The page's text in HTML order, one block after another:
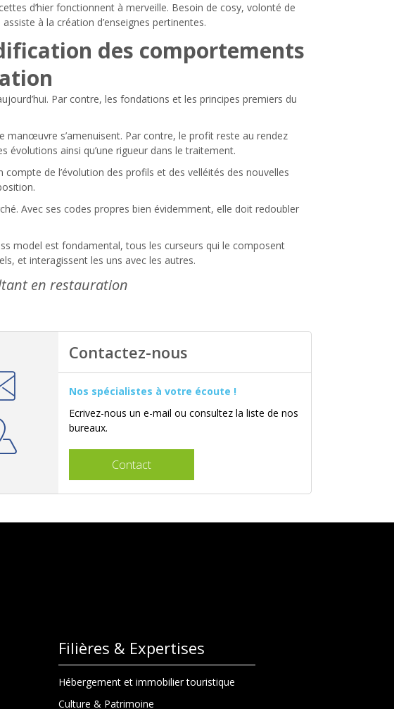
d’hier fonctionnent à merveille. Besoin de cosy, volonté de
à la création d’enseignes pertinentes.
des comportements
Par contre, les fondations et les principes premiers du
s’amenuisent. Par contre, le profit reste au rendez
ainsi qu’une rigueur dans le traitement.
de l’évolution des profils et des velléités des nouvelles
Avec ses codes propres bien évidemment, elle doit redoubler
model est fondamental, tous les curseurs qui le composent
et interagissent les uns avec les autres.
en restauration
Contactez-nous
Nos spécialistes à votre écoute !
Ecrivez-nous un e-mail ou consultez la liste de nos
bureaux.
Contact
Filières & Expertises
Hébergement et immobilier touristique
Culture & Patrimoine